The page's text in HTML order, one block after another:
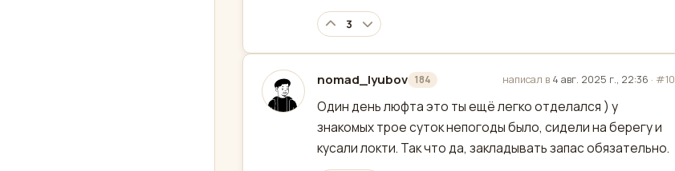
3
nomad_lyubov 184
отредактировано написал в 4 авг. 2025 г., 22:36 · #10
Один день люфта это ты ещё легко отделался ) у
знакомых трое суток непогоды было, сидели на берегу и
кусали локти. Так что да, закладывать запас обязательно.